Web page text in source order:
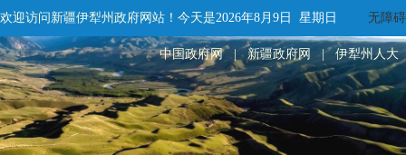
欢迎访问新疆伊犁州政府网站！ 今天是2026年8月9日 星期日 无障碍
中国政府网 | 新疆政府网 | 伊犁州人大